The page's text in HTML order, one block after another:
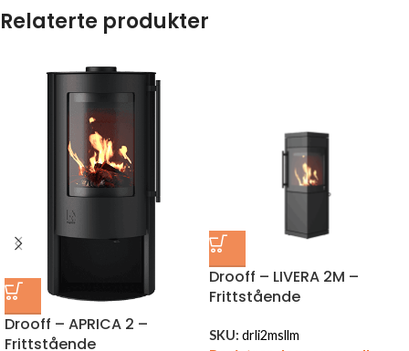
Relaterte produkter
Drooff – APRICA 2 –
Frittstående
Drooff – LIVERA 2M –
Frittstående
SKU: drli2msllm